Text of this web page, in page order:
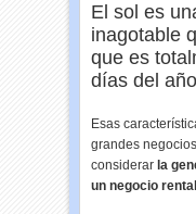
El sol es
inagotable
que es
días del
Esas
grandes
considerar la
un negocio